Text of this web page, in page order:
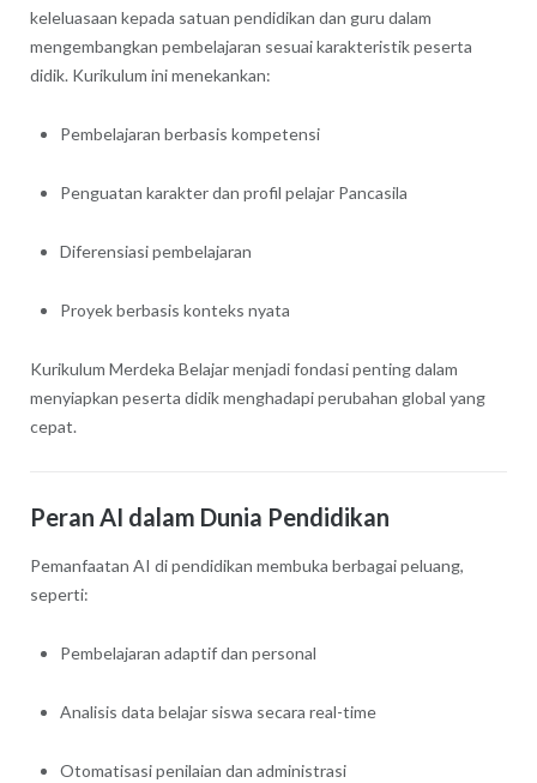
keleluasaan kepada satuan pendidikan dan guru dalam
mengembangkan pembelajaran sesuai karakteristik peserta
didik. Kurikulum ini menekankan:
Pembelajaran berbasis kompetensi
Penguatan karakter dan profil pelajar Pancasila
Diferensiasi pembelajaran
Proyek berbasis konteks nyata
Kurikulum Merdeka Belajar menjadi fondasi penting dalam
menyiapkan peserta didik menghadapi perubahan global yang
cepat.
Peran AI dalam Dunia Pendidikan
Pemanfaatan AI di pendidikan membuka berbagai peluang,
seperti:
Pembelajaran adaptif dan personal
Analisis data belajar siswa secara real-time
Otomatisasi penilaian dan administrasi